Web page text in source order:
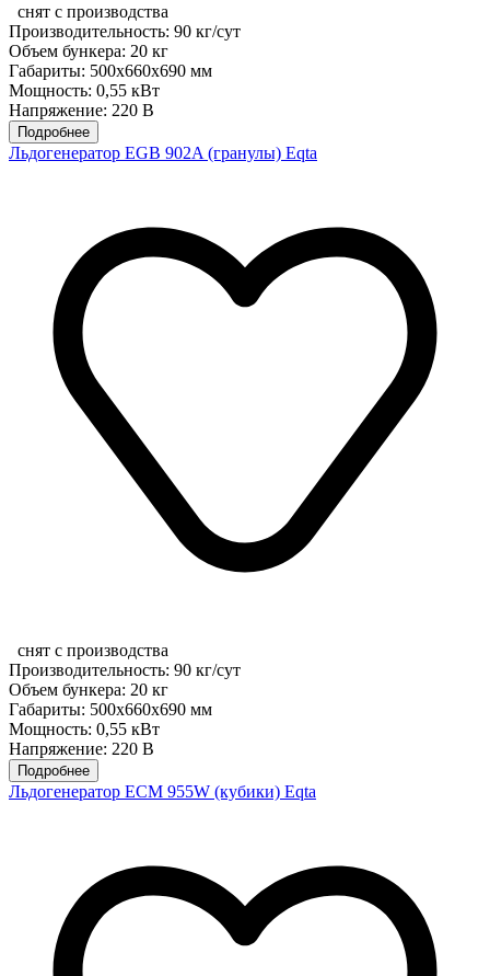
снят с производства
Производительность: 90 кг/сут
Объем бункера: 20 кг
Габариты: 500x660x690 мм
Мощность: 0,55 кВт
Напряжение: 220 В
Подробнее
Льдогенератор EGB 902A (гранулы) Eqta
снят с производства
Производительность: 90 кг/сут
Объем бункера: 20 кг
Габариты: 500x660x690 мм
Мощность: 0,55 кВт
Напряжение: 220 В
Подробнее
Льдогенератор ECM 955W (кубики) Eqta